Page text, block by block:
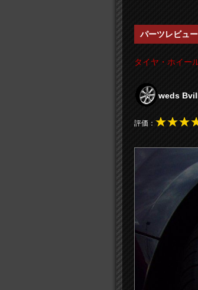
パーツレビュー
タイヤ・ホイー
weds
評価：